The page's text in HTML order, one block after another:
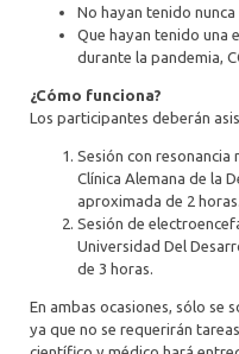
No hayan tenido nunca
Que hayan tenido una
durante la pandemia,
¿Cómo funciona?
Los participantes deberán
Sesión con resonancia
Clínica Alemana de la
aproximada de 2 horas.
Sesión de
Universidad Del
de 3 horas.
En ambas ocasiones, sólo se
ya que no se requerirán